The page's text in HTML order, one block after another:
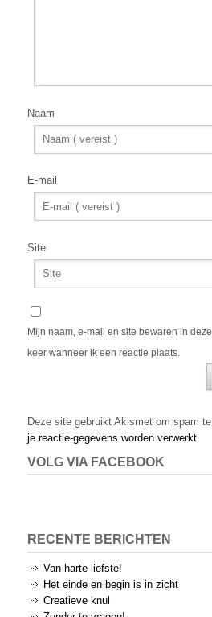
Naam
E-mail
Site
Mijn naam, e-mail en site bewaren in
keer wanneer ik een reactie plaats.
Deze site gebruikt Akismet om spam
je reactie-gegevens worden verwerkt.
VOLG VIA FACEBOOK
RECENTE BERICHTEN
Van harte liefste!
Het einde en begin is in zicht
Creatieve knul